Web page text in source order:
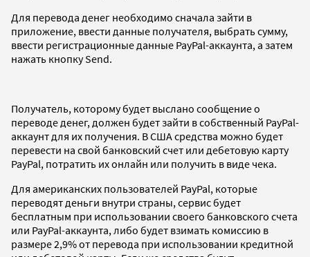
Для перевода денег необходимо сначала зайти в
приложение, ввести данные получателя, выбрать сумму,
ввести регистрационные данные PayPal-аккаунта, а затем
нажать кнопкуSend.
Получатель, которому будет выслано сообщение о
переводе денег, должен будет зайти в собственный PayPal-
аккаунт для их получения. В США средства можно будет
перевести на свой банковский счет или дебетовую карту
PayPal, потратить их онлайн или получить в виде чека.
Для американских пользователей PayPal, которые
переводят деньги внутри страны, сервис будет
бесплатным при использовании своего банковского счета
или PayPal-аккаунта, либо будет взимать комиссию в
размере 2,9% от перевода при использовании кредитной